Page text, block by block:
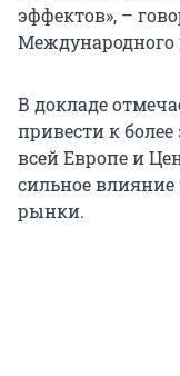
эффектов», –
Международного
В докладе
привести к
всей Европе и
сильное
рынки.